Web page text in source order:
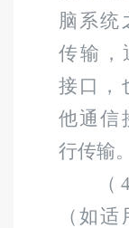
脑系统
传输，
接口，
他通信
行传输。
（ 4
（如